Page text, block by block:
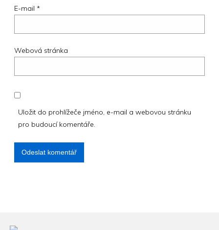
E-mail *
Webová stránka
Uložit do prohlížeče jméno, e-mail a webovou stránku
pro budoucí komentáře.